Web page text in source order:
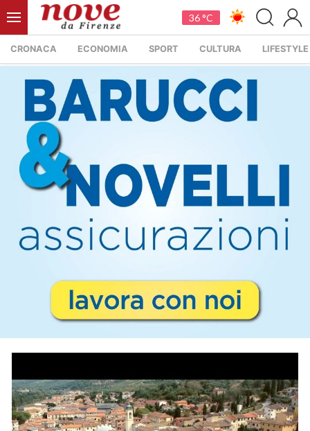
36 °C
CRONACA ECONOMIA SPORT CULTURA LIFESTYLE